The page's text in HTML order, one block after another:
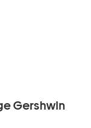
Gershwin